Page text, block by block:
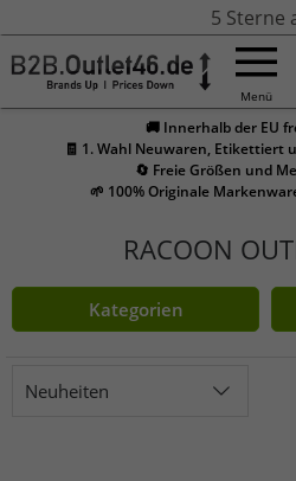
5 Sterne
Menü
🚚 Innerhalb der EU
🧾 1. Wahl Neuwaren, Etikettiert
🔄 Freie Größen und
🌱 100% Originale
RACOON
Kategorien
Neuheiten